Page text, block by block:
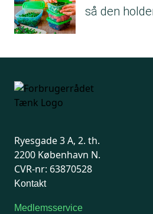
så den
Ryesgade 3 A, 2. th.
2200 København N.
CVR-nr: 63870528
Kontakt
Medlemsservice